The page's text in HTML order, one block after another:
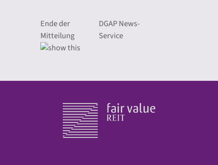
Ende der
Mitteilung
DGAP News-
Service